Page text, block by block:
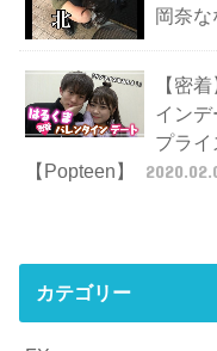
岡奈な
【密
イン
プライ
【Popteen】
カテゴリー